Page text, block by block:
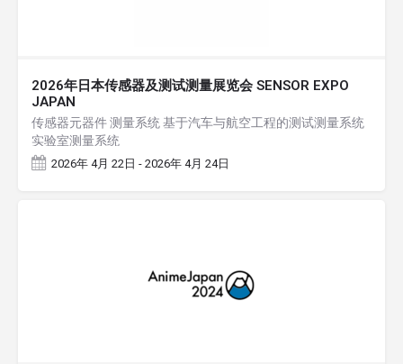
2026年日本传感器及测试测量展览会 SENSOR EXPO
JAPAN
传感器元器件 测量系统 基于汽车与航空工程的测试测量系统
实验室测量系统
2026年 4月 22日 - 2026年 4月 24日